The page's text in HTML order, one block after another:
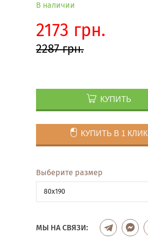
В наличии
2173 грн.
2287 грн.
КУПИТЬ
КУПИТЬ В 1 КЛИК
Выберите размер
80x190
МЫ НА СВЯЗИ: